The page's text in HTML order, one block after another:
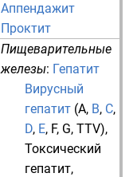
Аппендажит
Проктит
Пищеварительные
железы: Гепатит
Вирусный
гепатит (A, B, C,
D, E, F, G, TTV),
Токсический
гепатит,